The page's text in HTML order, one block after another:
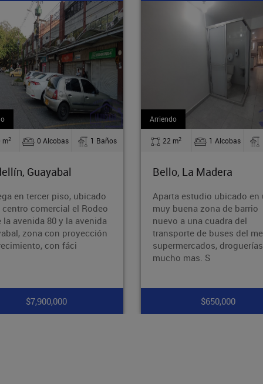
2 1 Alcobas 1 Baños
La Madera
estudio ubicado en una
zona de barrio
a una cuadra del
de buses del metro ,
droguerías y
$650,000
Venta
71.60 m 2 Alcobas
Medellín, Guayabal
Acogedor apartamento
en el sector de Cristo Rey,
zona estratégica y de fácil
acceso. La propiedad
con 2 alcobas, 1 baño, y un
patio
$265,000,000